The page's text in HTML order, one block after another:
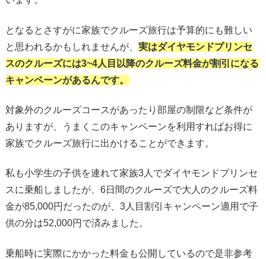
となるとさすがに家族でクルーズ旅行は予算的にも難しい
と思われるかもしれませんが、 実はダイヤモンドプリンセ
スのクルーズには3~4人目以降のクルーズ料金が割引になる
キャンペーンがあるんです。
対象外のクルーズコースがあったり部屋の制限など条件が
ありますが、うまくこのキャンペーンを利用すればお得に
家族でクルーズ旅行に出かけることができます。
私も小学生の子供を連れて家族3人でダイヤモンドプリンセ
スに乗船しましたが、6日間のクルーズで大人のクルーズ料
金が85,000円だったのが、3人目割引キャンペーン適用で子
供の分は52,000円で済みました。
乗船時に実際にかかった料金も公開しているので是非参考